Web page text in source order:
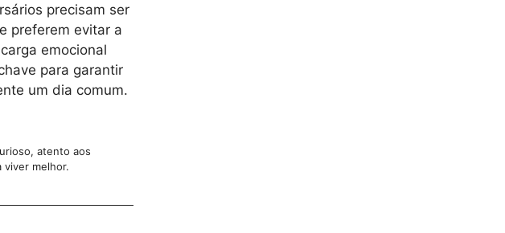
precisam ser
preferem evitar a
emocional
para garantir
um dia comum.
atento aos
viver melhor.